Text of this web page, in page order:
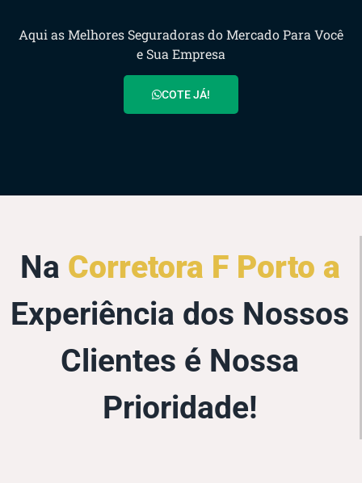
Aqui as Melhores Seguradoras do Mercado Para Você
e Sua Empresa
COTE JÁ!
Na Corretora F Porto a
Experiência dos Nossos
Clientes é Nossa
Prioridade!